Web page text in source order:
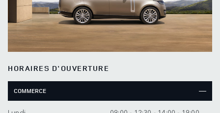
HORAIRES D'OUVERTURE
COMMERCE